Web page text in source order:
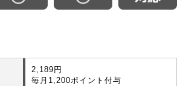
2,189円
毎月1,200ポイント付与